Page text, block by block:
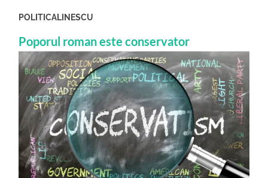
POLITICALINESCU
Poporul roman este conservator